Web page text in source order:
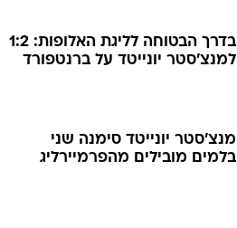
בדרך הבטוחה לליגת האלופות: 1:2
למנצ'סטר יונייטד על ברנטפורד
מנצ'סטר יונייטד סימנה שני
בלמים מובילים מהפרמיירליג